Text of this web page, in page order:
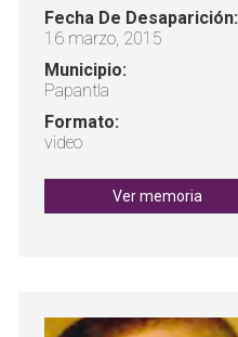
Fecha De Desaparición:
16 marzo, 2015
Municipio:
Papantla
Formato:
video
Ver memoria